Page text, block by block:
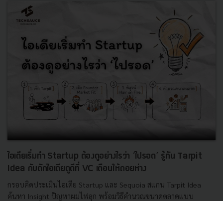
ไอเดียเริ่มทำ Startup ต้องดูอย่างไรว่า ‘ไปรอด’ รู้ทัน Tarpit
Idea กับดักไอเดียดูดีที่ VC เตือนให้ถอยห่าง
กรอบคิดประเมินไอเดีย Startup และ Sequoia สแกน Tarpit Idea
ค้นหา Insight ปัญหาผมไฟลุก พร้อมวิธีคำนวณขนาดตลาดแบบ